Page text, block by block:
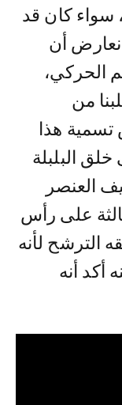
سواء كان قد
نعارض أن
الحركي،
من
تسمية هذا
البلبلة
العنصر
على رأس
الترشح لأنه
أكد أنه